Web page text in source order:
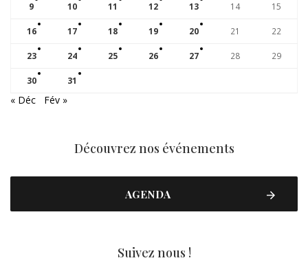
9 10 11 12 13 14 15
16 17 18 19 20 21 22
23 24 25 26 27 28 29
30 31
« Déc Fév »
Découvrez nos événements
AGENDA
Suivez nous !